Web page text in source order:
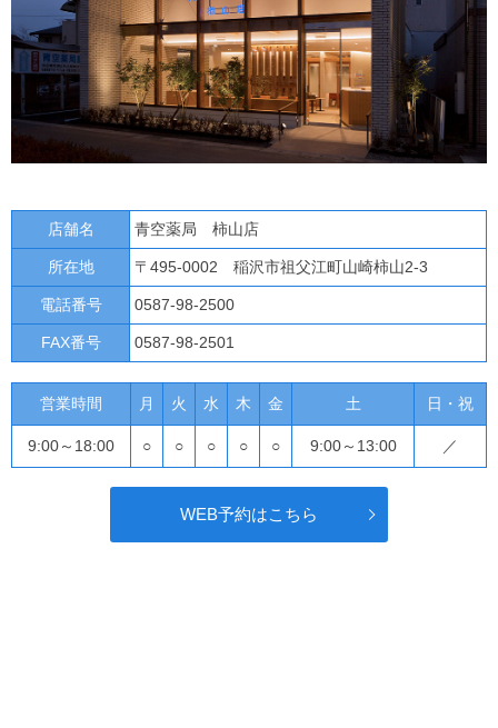
店舗名 青空薬局 柿山店
所在地 〒495-0002 稲沢市祖父江町山崎柿山2-3
電話番号 0587-98-2500
FAX番号 0587-98-2501
営業時間 月 火 水 木 金 土 日・祝
9:00～18:00 ○ ○ ○ ○ ○ 9:00～13:00 ／
WEB予約はこちら